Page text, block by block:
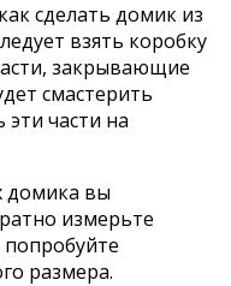
сделать домик из
взять коробку
закрывающие
смастерить
части на
домика вы
измерьте
размера.